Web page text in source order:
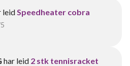
leidSpeedheater cobra
har leid 2 stk tennisracket